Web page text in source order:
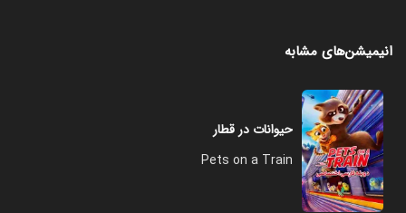
انیمیشن‌های مشابه
حیوانات در قطار
Pets on a Train